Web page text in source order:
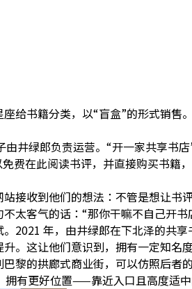
给书籍分类，以“盲盒”的形式销售
井绿郎负责运营。 “开一家共享书
费在此阅读书评，并直接购买书籍
接收到他们的想法：不管是想让书
太客气的话：“那你干嘛不自己开书
2021 年，由井绿郎在下北泽的共
。这让他们意识到， 拥有一定知名
黎的拱廊式商业街，可以仿照后者
有更好位置——靠近入口且高度适中